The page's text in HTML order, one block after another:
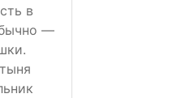
в
—